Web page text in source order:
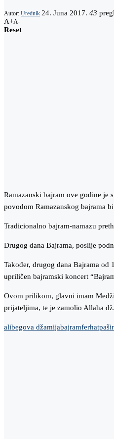
Autor: Urednik 24. Juna 2017. 43
A+A-
Reset
Ramazanski bajram ove godine je
povodom Ramazanskog bajrama
Tradicionalno bajram-namazu
Drugog dana Bajrama, poslije
Također, drugog dana Bajrama
upriličen bajramski koncert
Ovom prilikom, glavni imam
prijateljima, te je zamolio Allaha
alibegova džamijabajram